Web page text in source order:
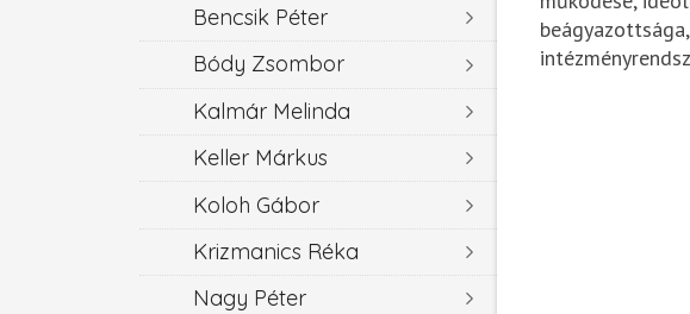
Bencsik Péter
Bódy Zsombor
Kalmár Melinda
Keller Márkus
Koloh Gábor
Krizmanics Réka
Nagy Péter